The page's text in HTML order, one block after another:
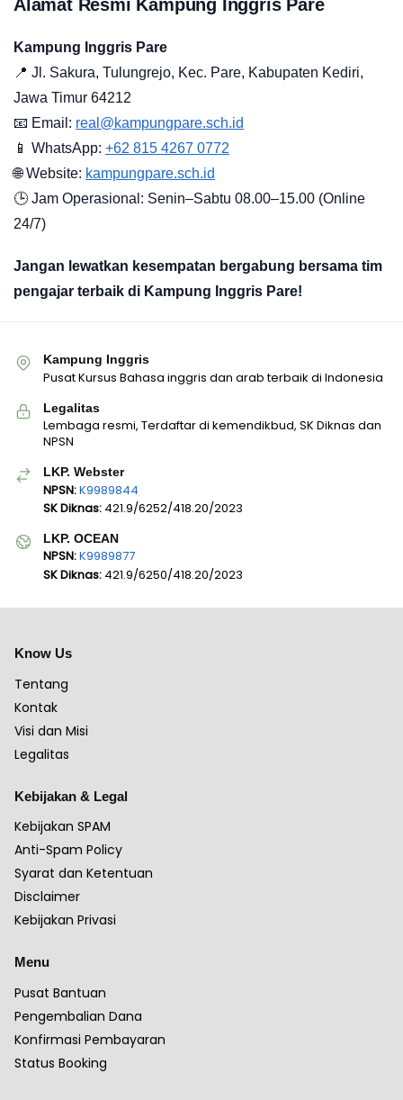
Alamat Resmi Kampung Inggris Pare
Kampung Inggris Pare
📍 Jl. Sakura, Tulungrejo, Kec. Pare, Kabupaten Kediri,
Jawa Timur 64212
📧 Email: real@kampungpare.sch.id
📱 WhatsApp: +62 815 4267 0772
🌐 Website: kampungpare.sch.id
🕒 Jam Operasional: Senin–Sabtu 08.00–15.00 (Online
24/7)
Jangan lewatkan kesempatan bergabung bersama tim
pengajar terbaik di Kampung Inggris Pare!
Kampung Inggris
Pusat Kursus Bahasa inggris dan arab terbaik di Indonesia
Legalitas
Lembaga resmi, Terdaftar di kemendikbud, SK Diknas dan
NPSN
LKP. Webster
NPSN:K9989844
SK Diknas: 421.9/6252/418.20/2023
LKP. OCEAN
NPSN:K9989877
SK Diknas: 421.9/6250/418.20/2023
Know Us
Tentang
Kontak
Visi dan Misi
Legalitas
Kebijakan & Legal
Kebijakan SPAM
Anti-Spam Policy
Syarat dan Ketentuan
Disclaimer
Kebijakan Privasi
Menu
Pusat Bantuan
Pengembalian Dana
Konfirmasi Pembayaran
Status Booking